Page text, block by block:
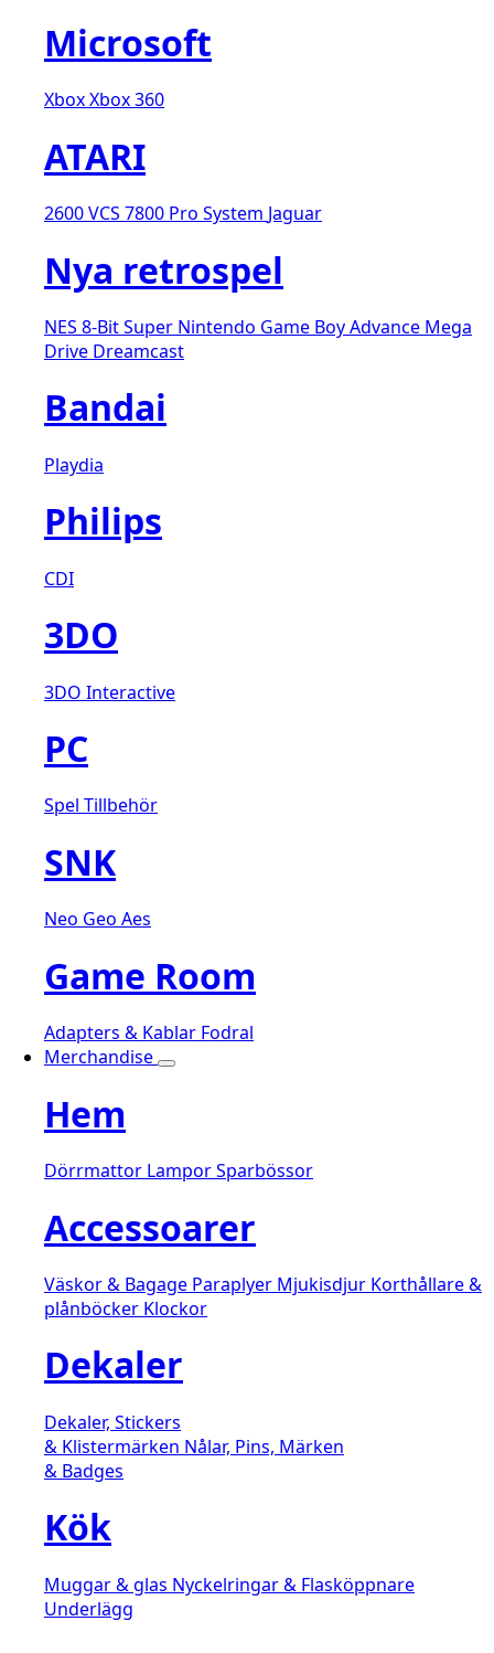
Microsoft
XboxXbox 360
ATARI
2600 VCS 7800 Pro System Jaguar
Nya retrospel
NES 8-BitSuper Nintendo Game Boy Advance Mega
Drive Dreamcast
Bandai
Playdia
Philips
CDI
3DO
3DO Interactive
PC
Spel Tillbehör
SNK
Neo Geo Aes
Game Room
Adapters & Kablar Fodral
Merchandise
Hem
Dörrmattor LamporSparbössor
Accessoarer
Väskor & Bagage Paraplyer Mjukisdjur Korthållare &
plånböcker Klockor
Dekaler
Dekaler, Stickers
& Klistermärken Nålar, Pins, Märken
& Badges
Kök
Muggar & glas Nyckelringar & Flasköppnare
Underlägg